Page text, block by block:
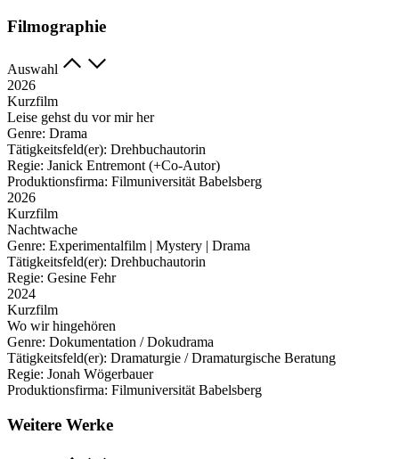
Filmographie
Auswahl
2026
Kurzfilm
Leise gehst du vor mir her
Genre: Drama
Tätigkeitsfeld(er): Drehbuchautorin
Regie: Janick Entremont (+Co-Autor)
Produktionsfirma: Filmuniversität Babelsberg
2026
Kurzfilm
Nachtwache
Genre: Experimentalfilm | Mystery | Drama
Tätigkeitsfeld(er): Drehbuchautorin
Regie: Gesine Fehr
2024
Kurzfilm
Wo wir hingehören
Genre: Dokumentation / Dokudrama
Tätigkeitsfeld(er): Dramaturgie / Dramaturgische Beratung
Regie: Jonah Wögerbauer
Produktionsfirma: Filmuniversität Babelsberg
Weitere Werke